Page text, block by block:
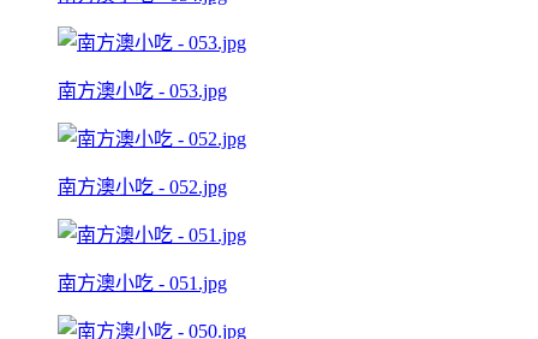
南方澳小吃 - 053.jpg
南方澳小吃 - 052.jpg
南方澳小吃 - 051.jpg